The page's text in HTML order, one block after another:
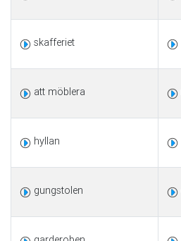
skafferiet
att möblera
hyllan
gungstolen